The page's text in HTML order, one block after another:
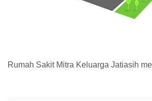
Rumah Sakit Mitra Keluarga Jatiasih